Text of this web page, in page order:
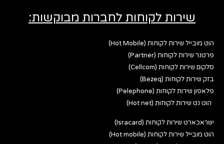
שירות לקוחות לחברות מבוקשות:
הוט מובייל שירות לקוחות (Hot Mobile)
פרטנר שירות לקוחות (Partner)
סלקום שירות לקוחות (Cellcom)
בזק שירות לקוחות (Bezeq)
פלאפון שירות לקוחות (Pelephone)
הוט נט שירות לקוחות (Hot net)
ישראכארט שירות לקוחות (Isracard)
הוט מובייל שירות לקוחות (Hot mobile)